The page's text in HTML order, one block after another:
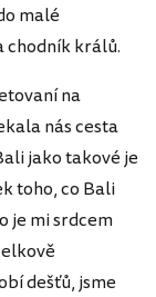
malé
chodník králů.
na
nás cesta
jako takové je
toho, co Bali
je mi srdcem
dešťů, jsme